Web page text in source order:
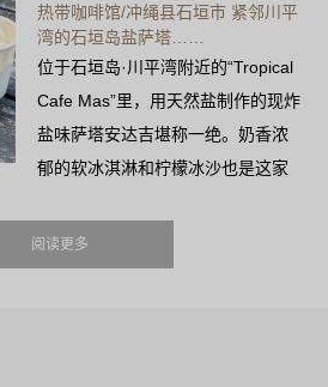
热带咖啡馆/冲绳县石垣市 紧邻川平
湾的石垣岛盐萨塔……
位于石垣岛·川平湾附近的“Tropical
Cafe Mas”里，用天然盐制作的现炸
盐味萨塔安达吉堪称一绝。奶香浓
郁的软冰淇淋和柠檬冰沙也是这家
阅读更多